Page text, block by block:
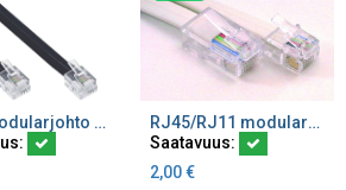
ostoskoriinRJ12 modularjohto musta 6P6C
Lisää ostoskoriinRJ45/RJ11 modularjohto
Saatavuus:
2,00€